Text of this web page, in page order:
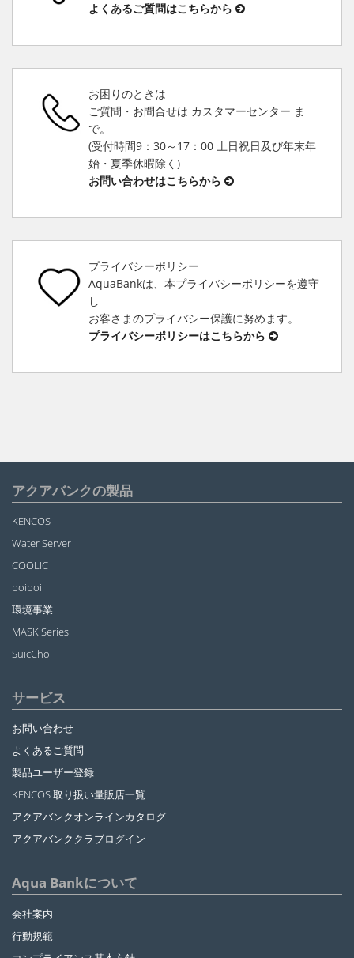
よくあるご質問はこちらから
お困りのときは
ご質問・お問合せは カスタマーセンター ま
で。
(受付時間9：30～17：00 土日祝日及び年末年
始・夏季休暇除く)
お問い合わせはこちらから
プライバシーポリシー
AquaBankは、本プライバシーポリシーを遵守
し
お客さまのプライバシー保護に努めます。
プライバシーポリシーはこちらから
アクアバンクの製品
KENCOS
Water Server
COOLIC
poipoi
環境事業
MASK Series
SuicCho
サービス
お問い合わせ
よくあるご質問
製品ユーザー登録
KENCOS 取り扱い量販店一覧
アクアバンクオンラインカタログ
アクアバンククラブログイン
Aqua Bankについて
会社案内
行動規範